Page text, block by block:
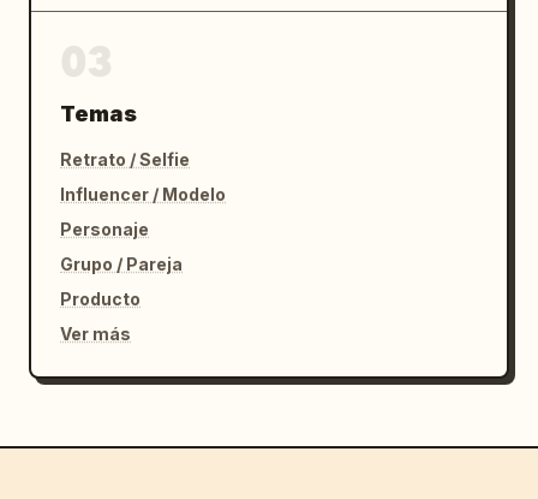
Temas
Retrato / Selfie
Influencer / Modelo
Personaje
Grupo / Pareja
Producto
Ver más